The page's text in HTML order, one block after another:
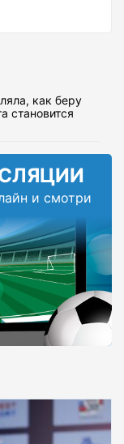
как беру
становится
и смотри